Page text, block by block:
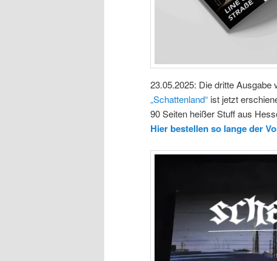
23.05.2025: Die dritte Ausgabe
„Schattenland“ ist jetzt
90 Seiten heißer Stuff aus
Hier bestellen so lange der